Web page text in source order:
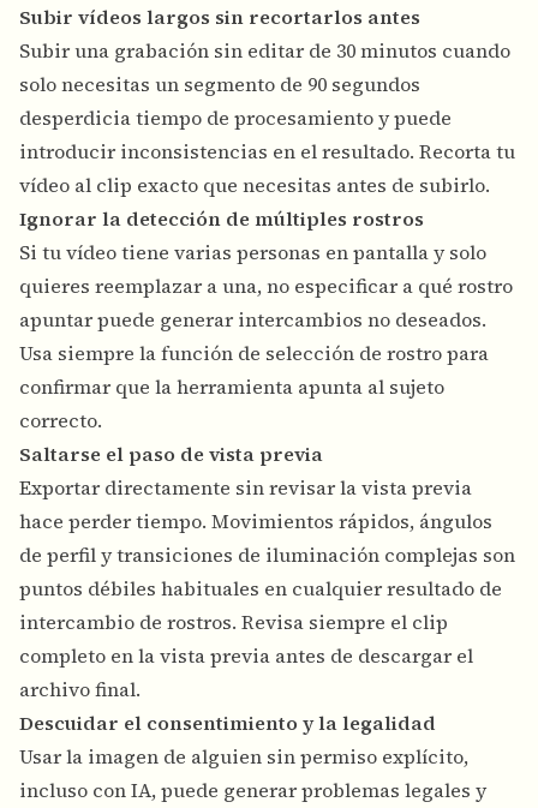
Subir vídeos largos sin recortarlos antes
Subir una grabación sin editar de 30 minutos cuando
solo necesitas un segmento de 90 segundos
desperdicia tiempo de procesamiento y puede
introducir inconsistencias en el resultado. Recorta tu
vídeo al clip exacto que necesitas antes de subirlo.
Ignorar la detección de múltiples rostros
Si tu vídeo tiene varias personas en pantalla y solo
quieres reemplazar a una, no especificar a qué rostro
apuntar puede generar intercambios no deseados.
Usa siempre la función de selección de rostro para
confirmar que la herramienta apunta al sujeto
correcto.
Saltarse el paso de vista previa
Exportar directamente sin revisar la vista previa
hace perder tiempo. Movimientos rápidos, ángulos
de perfil y transiciones de iluminación complejas son
puntos débiles habituales en cualquier resultado de
intercambio de rostros. Revisa siempre el clip
completo en la vista previa antes de descargar el
archivo final.
Descuidar el consentimiento y la legalidad
Usar la imagen de alguien sin permiso explícito,
incluso con IA, puede generar problemas legales y